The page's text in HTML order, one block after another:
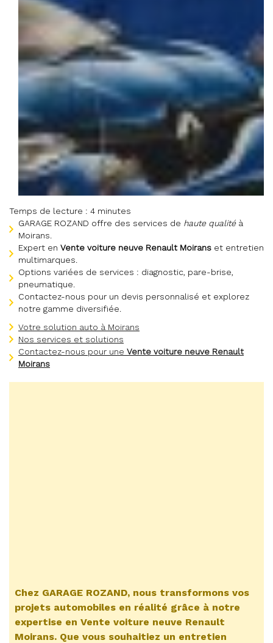
Temps de lecture : 4 minutes
GARAGE ROZAND offre des services de haute qualitéà
Moirans.
Expert en Vente voiture neuve Renault Moirans et entretien
multimarques.
Options variées de services : diagnostic, pare-brise,
pneumatique.
Contactez-nous pour un devis personnalisé et explorez
notre gamme diversifiée.
Votre solution auto à Moirans
Nos services et solutions
Contactez-nous pour une Vente voiture neuve Renault
Moirans
Chez GARAGE ROZAND, nous transformons vos
projets automobiles en réalité grâce à notre
expertise en Vente voiture neuve Renault
Moirans. Que vous souhaitiez un entretien